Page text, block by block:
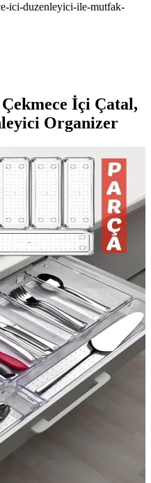
ici-duzenleyici-ile-mutfak-
İçi Çatal,
Organizer